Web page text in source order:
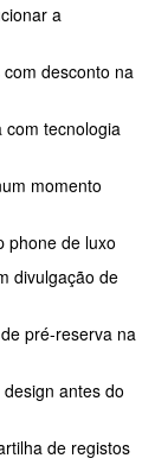
a
desconto na
tecnologia
momento
phone de luxo
divulgação de
pré-reserva na
antes do
de registos